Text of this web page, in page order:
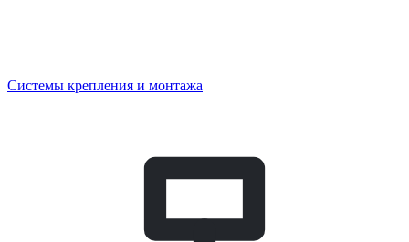
Системы крепления и монтажа